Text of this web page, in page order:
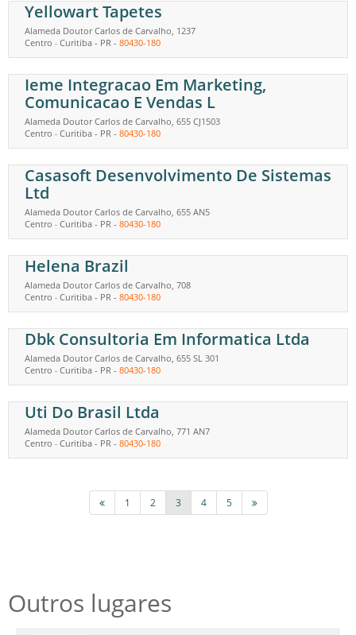
Yellowart Tapetes
Alameda Doutor Carlos de Carvalho, 1237
Centro - Curitiba - PR - 80430-180
Ieme Integracao Em Marketing,
Comunicacao E Vendas L
Alameda Doutor Carlos de Carvalho, 655 CJ1503
Centro - Curitiba - PR - 80430-180
Casasoft Desenvolvimento De Sistemas
Ltd
Alameda Doutor Carlos de Carvalho, 655 AN5
Centro - Curitiba - PR - 80430-180
Helena Brazil
Alameda Doutor Carlos de Carvalho, 708
Centro - Curitiba - PR - 80430-180
Dbk Consultoria Em Informatica Ltda
Alameda Doutor Carlos de Carvalho, 655 SL 301
Centro - Curitiba - PR - 80430-180
Uti Do Brasil Ltda
Alameda Doutor Carlos de Carvalho, 771 AN7
Centro - Curitiba - PR - 80430-180
1 2 3 4 5
Outros lugares